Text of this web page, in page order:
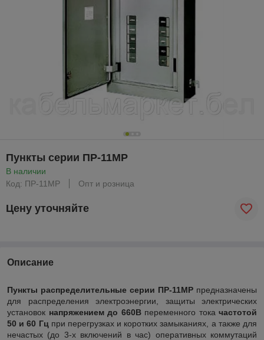
Пункты серии ПР-11МР
В наличии
Код: ПР-11МР
Опт и розница
Цену уточняйте
Описание
Пункты распределительные серии ПР-11MP предназначены
для распределения электроэнергии, защиты электрических
установок напряжением до 660Впеременного тока частотой
50 и 60 Гц при перегрузках и коротких замыканиях, а также для
нечастых (до 3-х включений в час) оперативных коммутаций